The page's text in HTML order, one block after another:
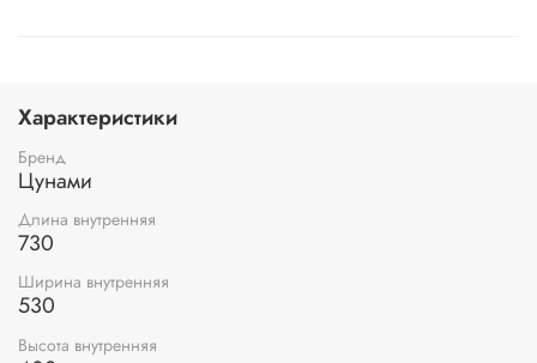
Характеристики
Бренд
Цунами
Длина внутренняя
730
Ширина внутренняя
530
Высота внутренняя